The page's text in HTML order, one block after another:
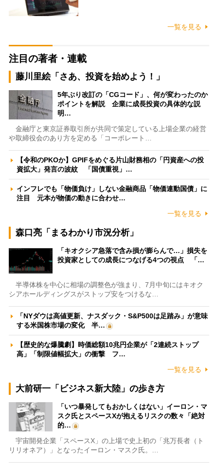
一覧を見る
注目の著者・連載
藤川里絵「さあ、投資を始めよう！」
5年ぶり改訂の「CGコード」、何が変わったのか
ポイントを解説 企業に成長投資の具体的な説
明…
金融庁と東京証券取引所が共同で策定している上場企業の経営
や取締役会のあり方を定める「コーポレート…
【令和のPKOか】GPIFをめぐる片山財務相の「円資産への投
資拡大」発言の波紋 「国債重視」…
インフレでも「物価負け」しない金融商品「物価連動国債」に
注目 元本が物価の動きに合わせ…
一覧を見る
森口亮「まるわかり市況分析」
「キオクシア急落で含み損が膨らんで…」損失を
投資家としての成長につなげる4つの視点 「…
半導体株を中心に相場の調整色が強まり、7月中旬にはキオク
シアホールディングスがストップ安をつけるな…
「NYダウは高値更新、ナスダック・S&P500は足踏み」が意味
する米国株市場の変化 半…
【歴史的な爆騰劇】時価総額10兆円企業が「2連続ストップ
高」「制限値幅拡大」の衝撃 フ…
一覧を見る
大前研一「ビジネス新大陸」の歩き方
「いつ暴発してもおかしくはない」イーロン・マ
スク氏とスペースXが抱えるリスクの数々「絶対
的…
宇宙開発企業「スペースX」の上場で史上初の「兆万長者（ト
リリオネア）」となったイーロン・マスク氏。…